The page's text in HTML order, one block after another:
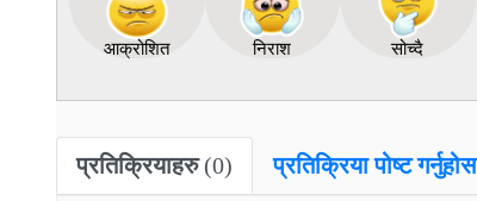
आक्रोशित निराश सोच्दै
प्रतिक्रियाहरु(0) प्रतिक्रिया पोष्ट गर्नुहोस